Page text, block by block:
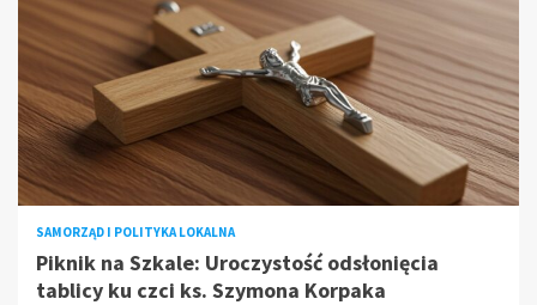
SAMORZĄD I POLITYKA LOKALNA
Piknik na Szkale: Uroczystość odsłonięcia
tablicy ku czci ks. Szymona Korpaka